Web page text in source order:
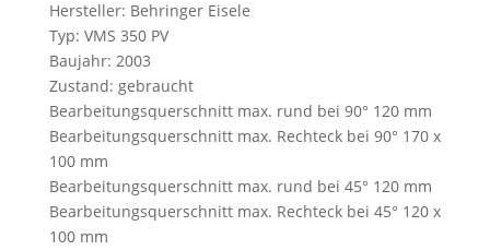
Hersteller: Behringer Eisele
Typ: VMS 350 PV
Baujahr: 2003
Zustand: gebraucht
Bearbeitungsquerschnitt max. rund bei 90° 120 mm
Bearbeitungsquerschnitt max. Rechteck bei 90° 170 x
100 mm
Bearbeitungsquerschnitt max. rund bei 45° 120 mm
Bearbeitungsquerschnitt max. Rechteck bei 45° 120 x
100 mm